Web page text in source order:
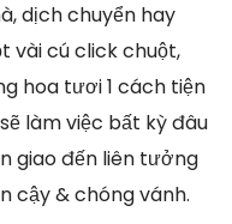
dịch chuyển hay
vài cú click chuột,
hoa tươi 1 cách tiện
làm việc bất kỳ đâu
giao đến liên tưởng
cậy & chóng vánh.